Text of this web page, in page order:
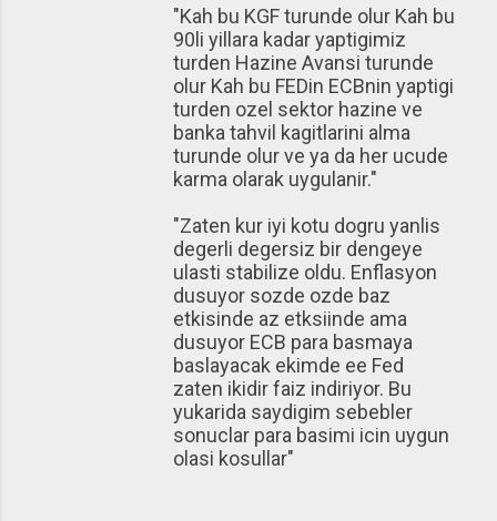
"Kah bu KGF turunde olur Kah bu
90li yillara kadar yaptigimiz
turden Hazine Avansi turunde
olur Kah bu FEDin ECBnin yaptigi
turden ozel sektor hazine ve
banka tahvil kagitlarini alma
turunde olur ve ya da her ucude
karma olarak uygulanir."
"Zaten kur iyi kotu dogru yanlis
degerli degersiz bir dengeye
ulasti stabilize oldu. Enflasyon
dusuyor sozde ozde baz
etkisinde az etksiinde ama
dusuyor ECB para basmaya
baslayacak ekimde ee Fed
zaten ikidir faiz indiriyor. Bu
yukarida saydigim sebebler
sonuclar para basimi icin uygun
olasi kosullar"